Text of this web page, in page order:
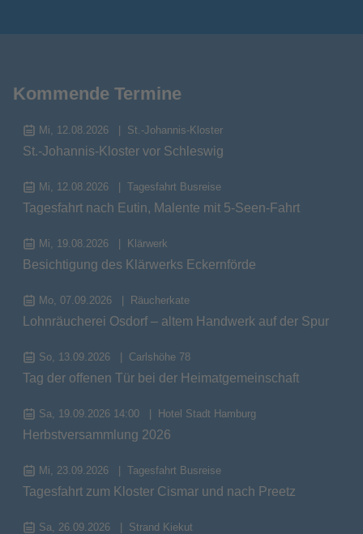
Kommende Termine
Mi, 12.08.2026 St.-Johannis-Kloster
St.-Johannis-Kloster vor Schleswig
Mi, 12.08.2026 Tagesfahrt Busreise
Tagesfahrt nach Eutin, Malente mit 5-Seen-Fahrt
Mi, 19.08.2026 Klärwerk
Besichtigung des Klärwerks Eckernförde
Mo, 07.09.2026 Räucherkate
Lohnräucherei Osdorf – altem Handwerk auf der Spur
So, 13.09.2026 Carlshöhe 78
Tag der offenen Tür bei der Heimatgemeinschaft
Sa, 19.09.2026 14:00 Hotel Stadt Hamburg
Herbstversammlung 2026
Mi, 23.09.2026 Tagesfahrt Busreise
Tagesfahrt zum Kloster Cismar und nach Preetz
Sa, 26.09.2026 Strand Kiekut